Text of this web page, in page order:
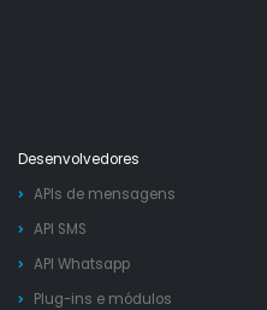
Desenvolvedores
APIs de mensagens
API SMS
API Whatsapp
Plug-ins e módulos